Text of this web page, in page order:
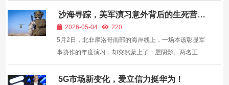
沙海寻踪，美军演习意外背后的生死营
救2026-05-04
220
5月2日，北非摩洛哥南部的海岸线上，一场本该彰显军
事协作的年度演习，却突然蒙上了一层阴影。两名正在
参加“非洲狮2026”军演的美国军人，在演习间隙外出休
闲徒步时神秘失踪。据美国国防部官员5月3日透露的初
5G市场新变化，爱立信力挺华为！